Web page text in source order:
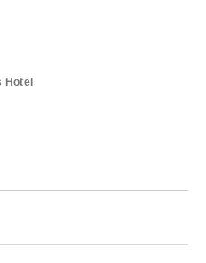
Hotel